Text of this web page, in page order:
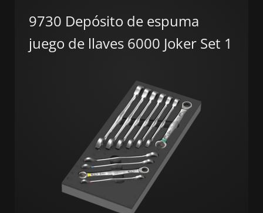
9730 Depósito de espuma
juego de llaves 6000 Joker Set 1